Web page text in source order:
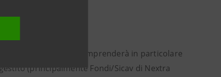
di prodotti che comprenderà in particolare
(principalmente Fondi/Sicav di Nextra